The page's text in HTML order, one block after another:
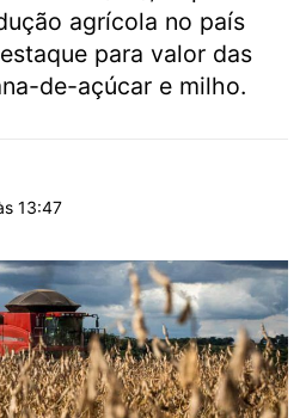
agrícola no país
para valor das
de-açúcar e milho.
13:47